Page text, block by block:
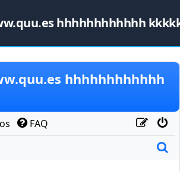
hhhhhhhhhhhh
hhhhhhhhhhhh
FAQ